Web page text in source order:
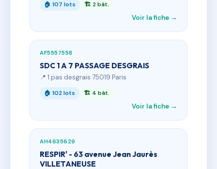
🏠 107 lots 🏗 2 bât.
Voir la fiche →
AF5557558
SDC 1 A 7 PASSAGE DESGRAIS
📍 1 pas desgrais 75019 Paris
🏠 102 lots 🏗 4 bât.
Voir la fiche →
AH4635629
RESPIR' - 63 avenue Jean Jaurès
VILLETANEUSE